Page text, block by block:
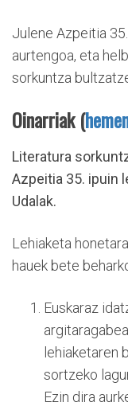
Julene Azpeitia
aurtengoa, eta
sorkuntza
Oinarriak (
Literatura
Azpeitia 35. ipuin
Udalak.
Lehiaketa
hauek bete
Euskaraz
lehiaketaren
sortzeko
Ezin dira